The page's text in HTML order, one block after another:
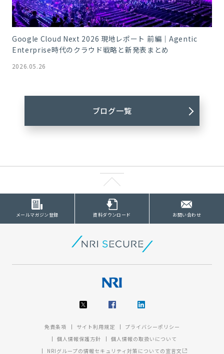
Google Cloud Next 2026 現地レポート 前編｜Agentic
Enterprise時代のクラウド戦略と新発表まとめ
2026.05.26
ブログ一覧
メールマガジン登録 資料ダウンロード お問い合わせ
免責条項 サイト利用規定
プライバシーポリシー
個人情報保護方針
個人情報の取扱いについて
NRIグループの情報セキュリティ対策についての宣言文